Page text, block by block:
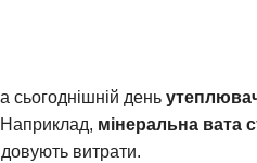
сьогоднішній день
Наприклад, мінеральна вата
витрати.